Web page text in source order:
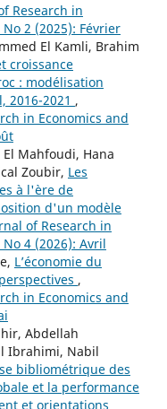
Research in
2 (2025): Février
El Kamli, Brahim
croissance
: modélisation
2016-2021 ,
in Economics and
Mahfoudi, Hana
Zoubir, Les
à l'ère de
d'un modèle
of Research in
4 (2026): Avril
L’économie du
,
in Economics and
Abdellah
Ibrahimi, Nabil
bibliométrique des
et la performance
et orientations